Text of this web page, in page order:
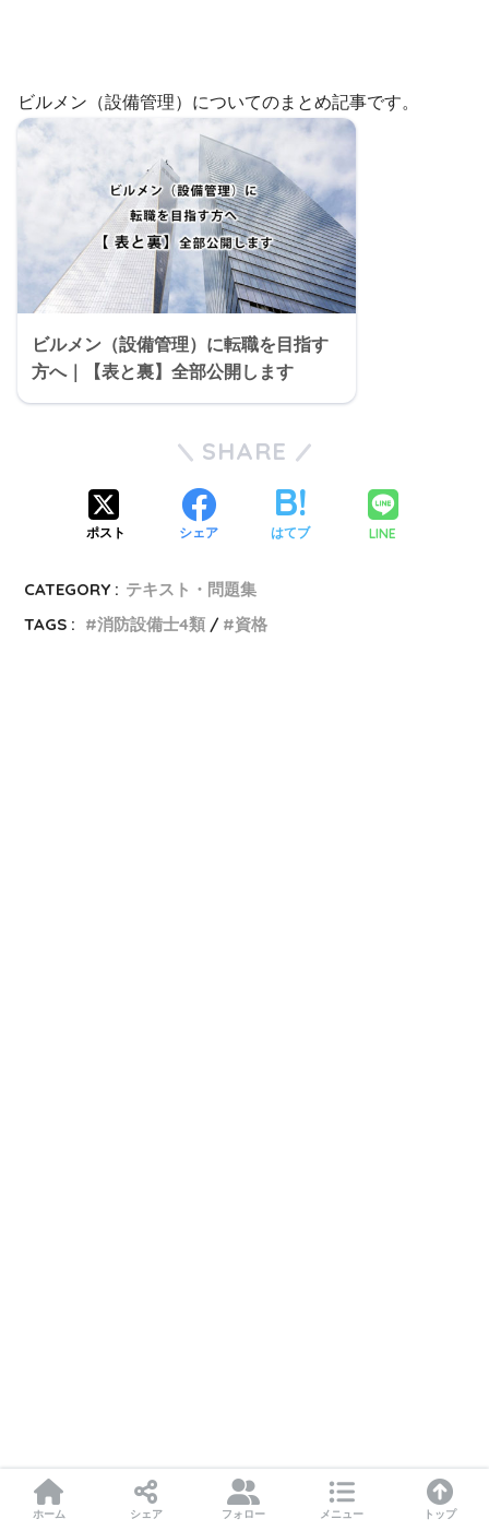
ビルメン（設備管理）についてのまとめ記事です。
ビルメン（設備管理）に転職を目指す
方へ｜【表と裏】全部公開します
SHARE
ポスト シェア はてブ LINE
CATEGORY : テキスト・問題集
TAGS :
消防設備士4類 資格
ホーム シェア フォロー メニュー トップ